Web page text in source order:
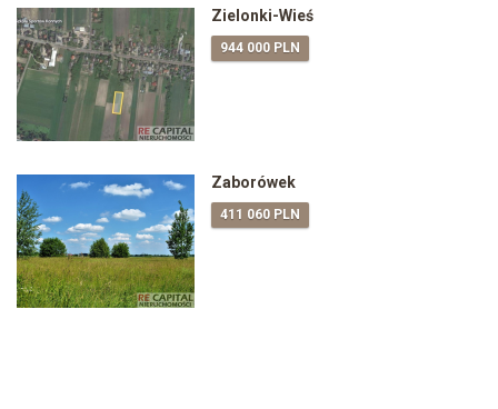
Zielonki-Wieś
944 000 PLN
Zaborówek
411 060 PLN